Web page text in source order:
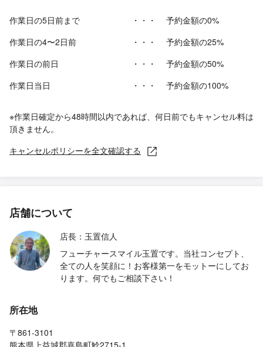
作業日の5日前まで ・・・
予約金額の0%
作業日の4〜2日前
・・・
予約金額の25%
作業日の前日
・・・
予約金額の50%
作業日当日
・・・ 予約金額の100%
※作業日確定から48時間以内であれば、何日前でもキャンセル料は
頂きません。
キャンセルポリシーを全文確認する
店舗について
店長：玉置信人
フューチャースマイル玉置です。当社コンセプト、
全ての人を笑顔に！お客様第一をモットーにしてお
ります。何でもご相談下さい！
所在地
〒861-3101